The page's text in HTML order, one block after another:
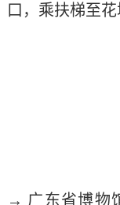
口，乘扶梯至
→ 广东省博物